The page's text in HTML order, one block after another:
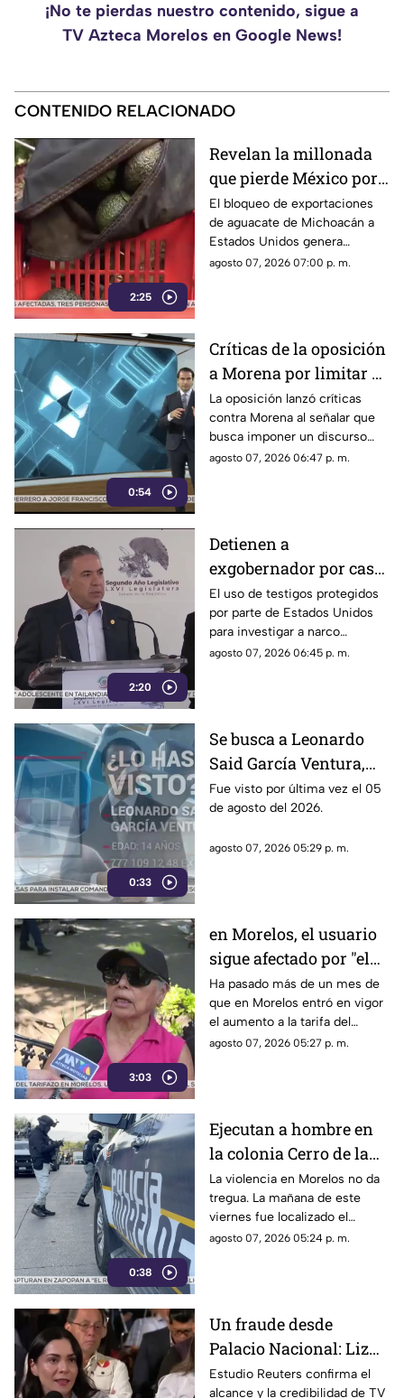
¡No te pierdas nuestro contenido, sigue a
TV Azteca Morelos en Google News!
CONTENIDO RELACIONADO
2:25
Revelan la millonada
que pierde México por
el bloqueo de Estados
Unidos al aguacate de
Michoacán
El bloqueo de exportaciones
de aguacate de Michoacán a
Estados Unidos genera
pérdidas millonarias.
agosto 07, 2026 07:00 p. m.
0:54
Críticas de la oposición
a Morena por limitar el
debate político
La oposición lanzó críticas
contra Morena al señalar que
busca imponer un discurso
único y limitar las voces que
agosto 07, 2026 06:47 p. m.
2:20
Detienen a
exgobernador por caso
Ayotzinapa y desaforan
a alcaldes
El uso de testigos protegidos
por parte de Estados Unidos
para investigar a narco
políticos ha sido cuestionado
entre ellos Rubén Rocha y
Enrique Inzunza.
agosto 07, 2026 06:45 p. m.
0:33
Se busca a Leonardo
Said García Ventura,
desaparecido en
Cuernavaca
Fue visto por última vez el 05
de agosto del 2026.
agosto 07, 2026 05:29 p. m.
3:03
en Morelos, el usuario
sigue afectado por "el
tarifazo"
Ha pasado más de un mes de
que en Morelos entró en vigor
el aumento a la tarifa del
transporte público. Un mes,
al interior de las unidades.
agosto 07, 2026 05:27 p. m.
0:38
Ejecutan a hombre en
la colonia Cerro de la
Corona
La violencia en Morelos no da
tregua. La mañana de este
viernes fue localizado el
cuerpo de un hombre con
agosto 07, 2026 05:24 p. m.
Un fraude desde
Palacio Nacional: Liz
Vilchis intentó
Estudio Reuters confirma el
alcance y la credibilidad de TV